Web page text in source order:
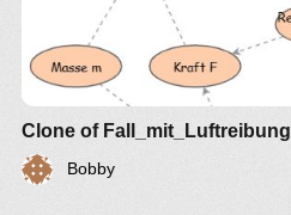
Clone of Fall_mit_Luftreibung
Bobby